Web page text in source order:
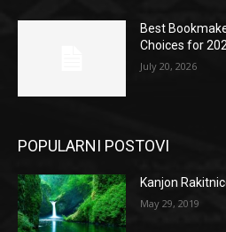
Best
Choices for
July 20, 2026
POPULARNI POSTOVI
Kanjon
May 29, 2019